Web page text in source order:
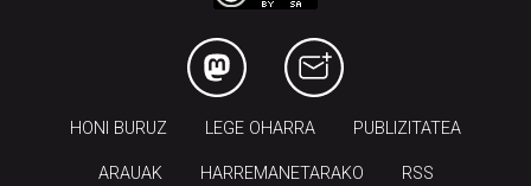
HONI BURUZ LEGE OHARRA PUBLIZITATEA
ARAUAK HARREMANETARAKO RSS